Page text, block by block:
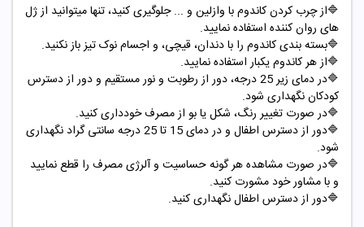
🔷از چرب کردن کاندوم با وازلین و ... جلوگیری کنید، تنها میتوانید از ژل
های روان کننده استفاده نمایید.
🔷بسته بندی کاندوم را با دندان، قیچی، و اجسام نوک تیز باز نکنید.
🔷از هر کاندوم یکبار استفاده نمایید.
🔷در دمای زیر 25 درجه، دور از رطوبت و نور مستقیم و دور از دسترس
کودکان نگهداری شود.
🔷در صورت تغییر رنگ، شکل یا بو از مصرف خودداری کنید.
🔷دور از دسترس اطفال و در دمای 15 تا 25 درجه سانتی گراد نگهداری
شود.
🔷در صورت مشاهده هر گونه حساسیت و آلرژی مصرف را قطع نمایید
و با مشاور خود مشورت کنید.
🔷دور از دسترس اطفال نگهداری کنید.